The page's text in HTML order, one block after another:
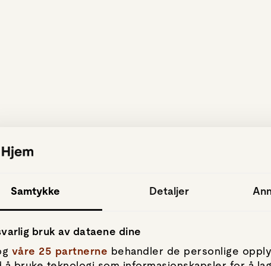
Samtykke Detaljer
bruk av dataene dine
våre 25 partnerne behandler de personlige